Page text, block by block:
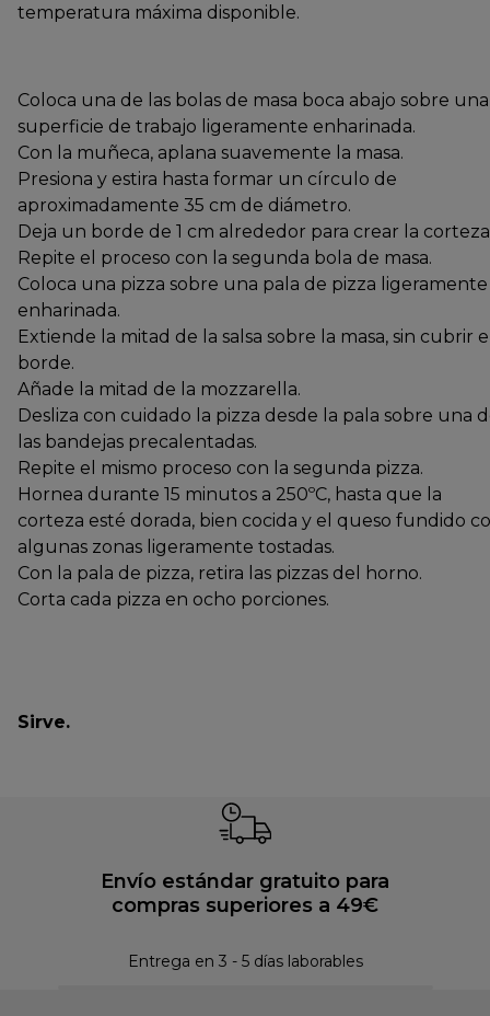
temperatura máxima disponible.
Coloca una de las bolas de masa boca abajo sobre una
superficie de trabajo ligeramente enharinada.
Con la muñeca, aplana suavemente la masa.
Presiona y estira hasta formar un círculo de
aproximadamente 35 cm de diámetro.
Deja un borde de 1 cm alrededor para crear la
Repite el proceso con la segunda bola de masa.
Coloca una pizza sobre una pala de pizza ligeramente
enharinada.
Extiende la mitad de la salsa sobre la masa, sin cubrir
borde.
Añade la mitad de la mozzarella.
Desliza con cuidado la pizza desde la pala sobre una
las bandejas precalentadas.
Repite el mismo proceso con la segunda pizza.
Hornea durante 15 minutos a 250ºC, hasta que la
corteza esté dorada, bien cocida y el queso fundido
algunas zonas ligeramente tostadas.
Con la pala de pizza, retira las pizzas del horno.
Corta cada pizza en ocho porciones.
Sirve.
Envío estándar gratuito para
compras superiores a 49€
Entrega en 3 - 5 días laborables